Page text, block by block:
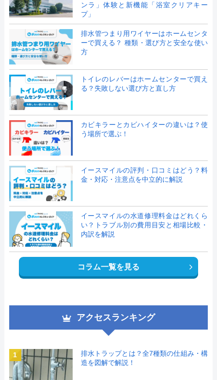
ンラ」体験と新機能「浴室クリアキー
プ」
排水管つまり用ワイヤーはホームセンタ
ーで買える？ 種類・選び方と安全な使い
方
トイレのレバーはホームセンターで買え
る？失敗しない選び方と直し方
カビキラーとカビハイターの違いは？使
う場所で選ぶ！
イースマイルの評判・口コミはどう？料
金・対応・注意点を中立的に解説
イースマイルの水道修理料金はどれくら
い？トラブル別の費用目安と相場比較・
内訳を解説
コラム一覧を見る
アクセスランキング
1
排水トラップとは？全7種類の仕組み・構
造を図解で解説！